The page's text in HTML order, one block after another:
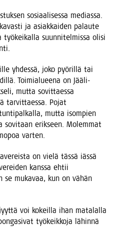
sosi­aa­li­ses­sa medias­sa.
ja asiak­kai­den palau­te
suun­ni­tel­mis­sa oli­si
yhdes­sä, joko pyö­ril­lä tai
Toi­mia­lu­ee­na on Jää­li-
mut­ta sovit­taes­sa
tar­vit­taes­sa. Pojat
mut­ta isom­pien
sovi­taan erik­seen. Molem­mat
varten.
on vie­lä täs­sä iäs­sä
kans­sa ehtii
se muka­vaa, kun on vähän
voi kokeil­la ihan mata­lal­la
työ­keik­ko­ja lähin­nä